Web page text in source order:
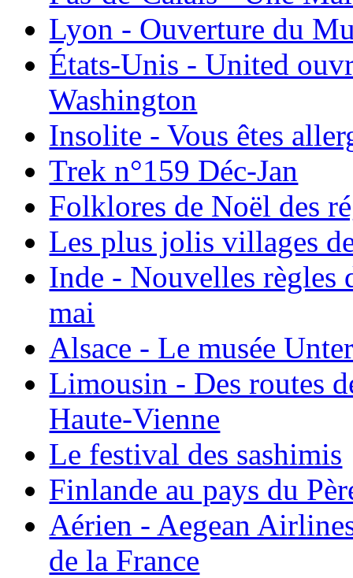
Lyon - Ouverture du
États-Unis - United
Washington
Insolite - Vous êtes
Trek n°159 Déc-Jan
Folklores de Noël des
Les plus jolis villages
Inde - Nouvelles règles
mai
Alsace - Le musée
Limousin - Des routes
Haute-Vienne
Le festival des sashimis
Finlande au pays du
Aérien - Aegean
de la France